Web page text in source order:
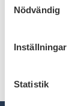
Nödvändig
Inställningar
Statistik